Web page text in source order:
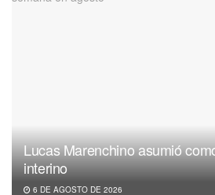
Lucas Marenchino asumió
interino
6 DE AGOSTO DE 2026